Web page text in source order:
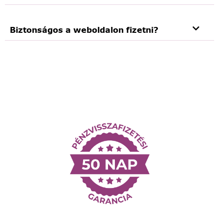
Biztonságos a weboldalon fizetni?